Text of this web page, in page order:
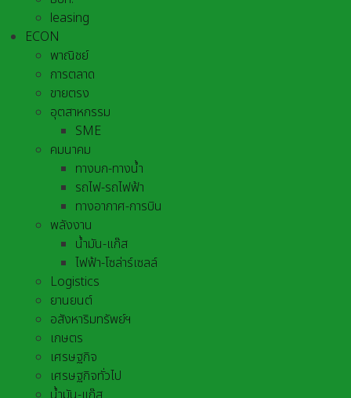
leasing
ECON
พาณิชย์
การตลาด
ขายตรง
อุตสาหกรรม
SME
คมนาคม
ทางบก-ทางน้ำ
รถไฟ-รถไฟฟ้า
ทางอากาศ-การบิน
พลังงาน
น้ำมัน-แก๊ส
ไฟฟ้า-โซล่าร์เซลล์
Logistics
ยานยนต์
อสังหาริมทรัพย์ฯ
เกษตร
เศรษฐกิจ
เศรษฐกิจทั่วไป